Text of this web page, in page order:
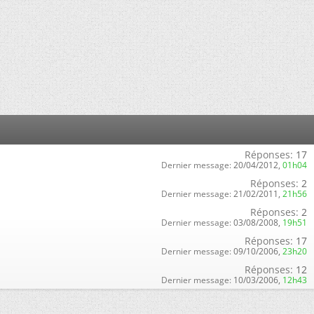
Réponses: 17
Dernier message: 20/04/2012, 01h04
Réponses: 2
Dernier message: 21/02/2011, 21h56
Réponses: 2
Dernier message: 03/08/2008, 19h51
Réponses: 17
Dernier message: 09/10/2006, 23h20
Réponses: 12
Dernier message: 10/03/2006, 12h43